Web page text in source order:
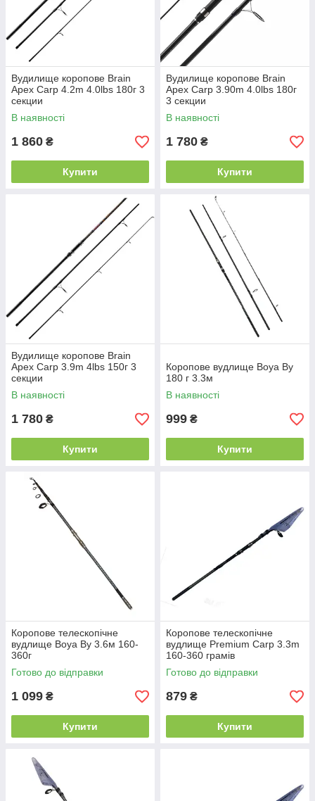
Вудилище коропове Brain
Apex Carp 4.2m 4.0lbs 180г 3
секции
В наявності
1 860 ₴
Купити
Вудилище коропове Brain
Apex Carp 3.90m 4.0lbs 180г
3 секции
В наявності
1 780 ₴
Купити
Вудилище коропове Brain
Apex Carp 3.9m 4lbs 150г 3
секции
В наявності
1 780 ₴
Купити
Коропове вудлище Boya By
180 г 3.3м
В наявності
999 ₴
Купити
Коропове телескопічне
вудлище Boya By 3.6м 160-
360г
Готово до відправки
1 099 ₴
Купити
Коропове телескопічне
вудлище Premium Carp 3.3m
160-360 грамів
Готово до відправки
879 ₴
Купити